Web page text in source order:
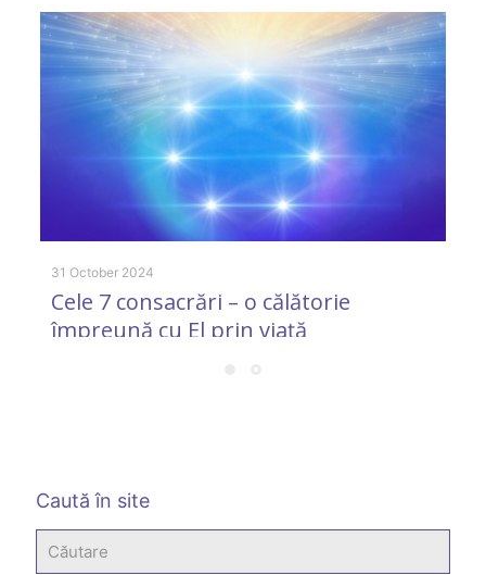
31 October 2024
Cele 7 consacrări – o călătorie
împreună cu El prin viaţă
Caută în site